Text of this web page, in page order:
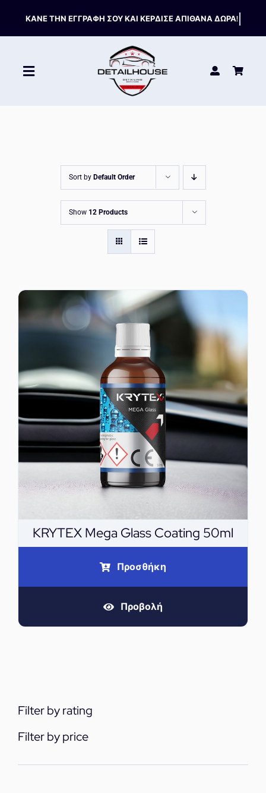
content
Toggle
ΑΞΕΣΟΥΑΡ
HOT OFFERS
Sort by Default Order
Show 12 Products
KRYTEX Mega Glass Coating 50ml
Προσθήκη
Προβολή
Filter by rating
Filter by price